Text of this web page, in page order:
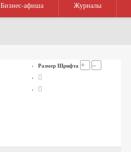
Бизнес-афиша Журналы
Размер Шрифта + –